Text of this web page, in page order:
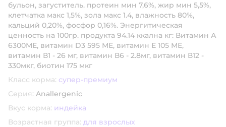
бульон, загуститель. протеин мин 7,6%, жир мин 5,5%,
клетчатка макс 1,5%, зола макс 1.4, влажность 80%,
кальций 0,20%, фосфор 0,16%. Энергитическая
ценность на 100гр. продукта 94.14 ккална кг: Витамин А
6300МЕ, витамин D3 595 МЕ, витамин Е 105 МЕ,
витамин В1 - 26 мг, витамин В6 - 2.8мг, витамин В12 -
330мкг, биотин 175 мкг
Класс корма: супер-премиум
Серия: Anallergenic
Вкус корма: индейка
Возрастная группа: для взрослых